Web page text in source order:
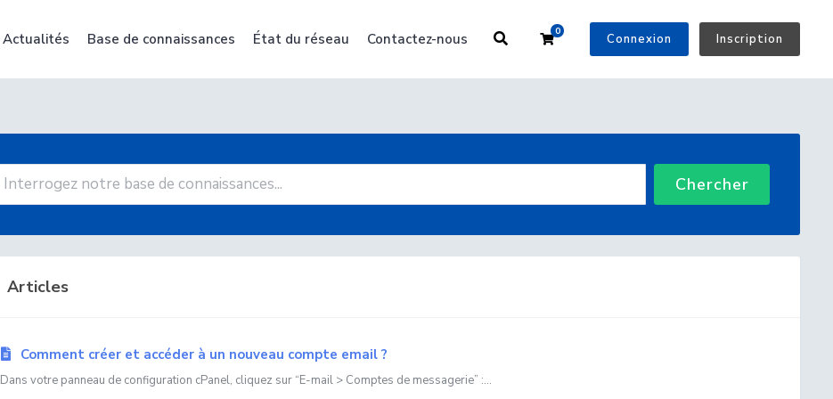
Actualités Base de connaissances État du réseau Contactez-nous 0
Votre panierConnexion Inscription
Chercher
Articles
Comment créer et accéder à un nouveau compte email ?
Dans votre panneau de configuration cPanel, cliquez sur “E-mail > Comptes de messagerie” :...